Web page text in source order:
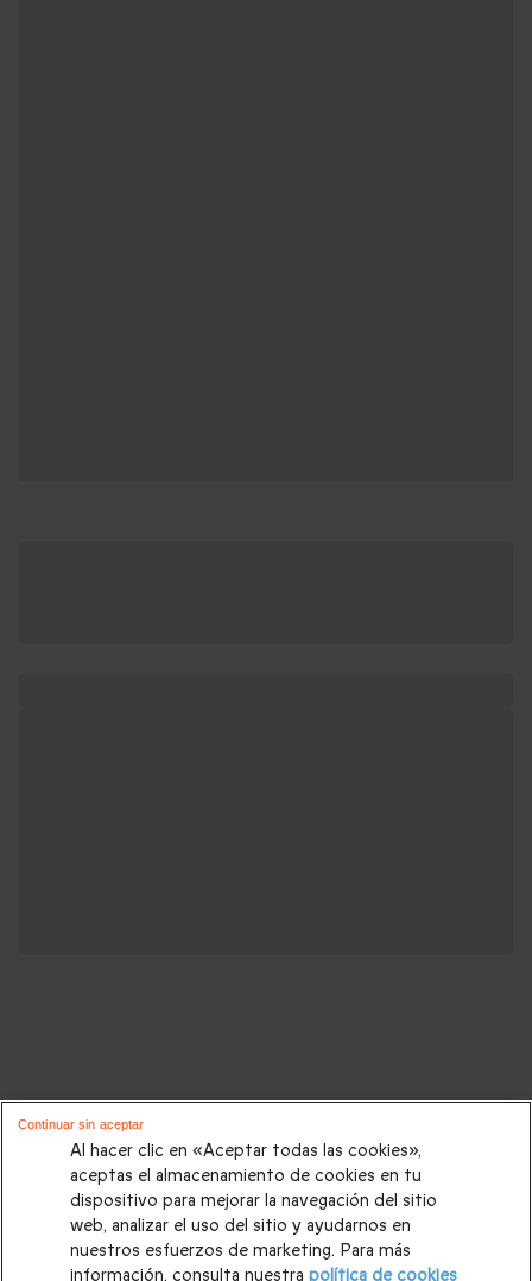
Cajas regalo que podrían interesarte:
Regalos Navidad |Regalos para hombre Navidad|
para mujer Navidad|Regalos de Reyes|Regalos de boda
Regalos de cumpleaños| Regalos para mujer|Regalos para
Al hacer clic en «Aceptar todas las cookies»,
aceptas el almacenamiento de cookies en tu
dispositivo para mejorar la navegación del sitio
web, analizar el uso del sitio y ayudarnos en
nuestros esfuerzos de marketing. Para más
información, consulta nuestra política de cookies
Continuar sin aceptar